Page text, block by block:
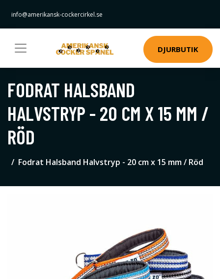
info@amerikansk-cockercirkel.se
DJURBUTIK
FODRAT HALSBAND
HALVSTRYP - 20 CM X 15 MM /
RÖD
Fodrat Halsband Halvstryp - 20 cm x 15 mm / Röd